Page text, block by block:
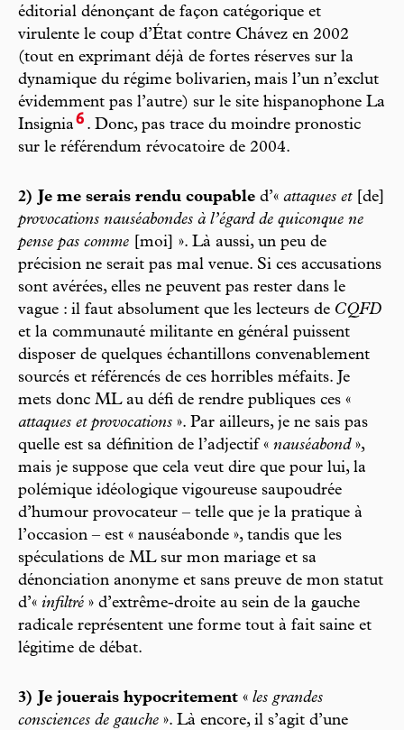
éditorial dénonçant de façon catégorique et
virulente le coup d’État contre Chávez en 2002
(tout en exprimant déjà de fortes réserves sur la
dynamique du régime bolivarien, mais l’un n’exclut
évidemment pas l’autre) sur le site hispanophone La
Insignia6 . Donc, pas trace du moindre pronostic
sur le référendum révocatoire de 2004.
2) Je me serais rendu coupable d’« attaques et[de]
provocations nauséabondes à l’égard de quiconque ne
pense pas comme [moi] ». Là aussi, un peu de
précision ne serait pas mal venue. Si ces accusations
sont avérées, elles ne peuvent pas rester dans le
vague : il faut absolument que les lecteurs de CQFD
et la communauté militante en général puissent
disposer de quelques échantillons convenablement
sourcés et référencés de ces horribles méfaits. Je
mets donc ML au défi de rendre publiques ces «
attaques et provocations ». Par ailleurs, je ne sais pas
quelle est sa définition de l’adjectif « nauséabond»,
mais je suppose que cela veut dire que pour lui, la
polémique idéologique vigoureuse saupoudrée
d’humour provocateur – telle que je la pratique à
l’occasion – est « nauséabonde », tandis que les
spéculations de ML sur mon mariage et sa
dénonciation anonyme et sans preuve de mon statut
d’« infiltré » d’extrême-droite au sein de la gauche
radicale représentent une forme tout à fait saine et
légitime de débat.
3) Je jouerais hypocritement « les grandes
consciences de gauche ». Là encore, il s’agit d’une